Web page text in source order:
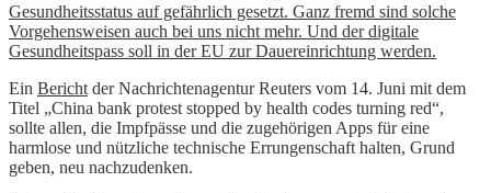
Gesundheitsstatus auf gefährlich gesetzt. Ganz fremd sind solche
Vorgehensweisen auch bei uns nicht mehr. Und der digitale
Gesundheitspass soll in der EU zur Dauereinrichtung werden.
Ein Bericht der Nachrichtenagentur Reuters vom 14. Juni mit dem
Titel „China bank protest stopped by health codes turning red“,
sollte allen, die Impfpässe und die zugehörigen Apps für eine
harmlose und nützliche technische Errungenschaft halten, Grund
geben, neu nachzudenken.